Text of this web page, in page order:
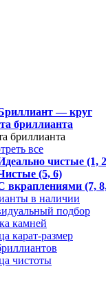
— круг
бриллианта
бриллианта
все
чистые (1,
(5, 6)
вкраплениями (7,
в наличии
подбор
камней
карат-размер
чистоты